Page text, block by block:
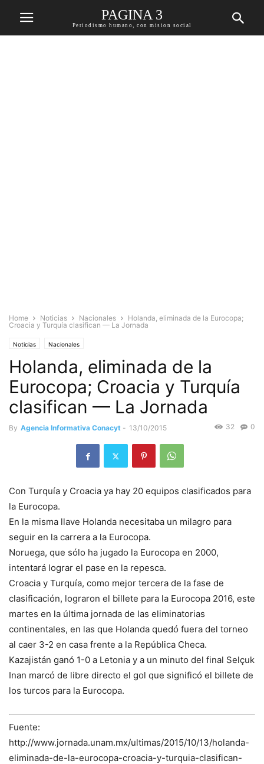
PAGINA 3
Periodismo humano, con mision social
Home Noticias Nacionales
Holanda, eliminada de la Eurocopa;
Croacia y Turquía clasifican — La Jornada
Noticias Nacionales
Holanda, eliminada de la
Eurocopa; Croacia y Turquía
clasifican — La Jornada
By Agencia Informativa Conacyt - 13/10/2015 0
32
Con Turquía y Croacia ya hay 20 equipos clasificados para
la Eurocopa.
En la misma llave Holanda necesitaba un milagro para
seguir en la carrera a la Eurocopa.
Noruega, que sólo ha jugado la Eurocopa en 2000,
intentará lograr el pase en la repesca.
Croacia y Turquía, como mejor tercera de la fase de
clasificación, lograron el billete para la Eurocopa 2016, este
martes en la última jornada de las eliminatorias
continentales, en las que Holanda quedó fuera del torneo
al caer 3-2 en casa frente a la República Checa.
Kazajistán ganó 1-0 a Letonia y a un minuto del final Selçuk
Inan marcó de libre directo el gol que significó el billete de
los turcos para la Eurocopa.
Fuente:
http://www.jornada.unam.mx/ultimas/2015/10/13/holanda-
eliminada-de-la-eurocopa-croacia-y-turquia-clasifican-